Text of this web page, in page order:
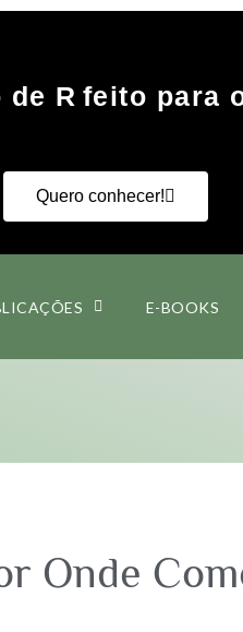
R feito para
Quero conhecer!
E-BOOKS
Onde